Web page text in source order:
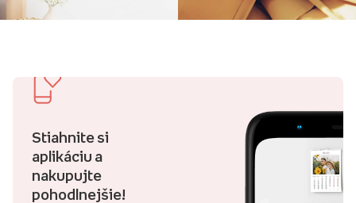
Stiahnite si
aplikáciu a
nakupujte
pohodlnejšie!